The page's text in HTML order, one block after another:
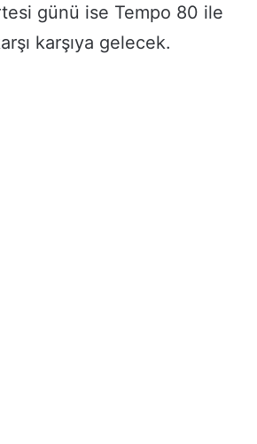
günü ise Tempo 80 ile
karşıya gelecek.